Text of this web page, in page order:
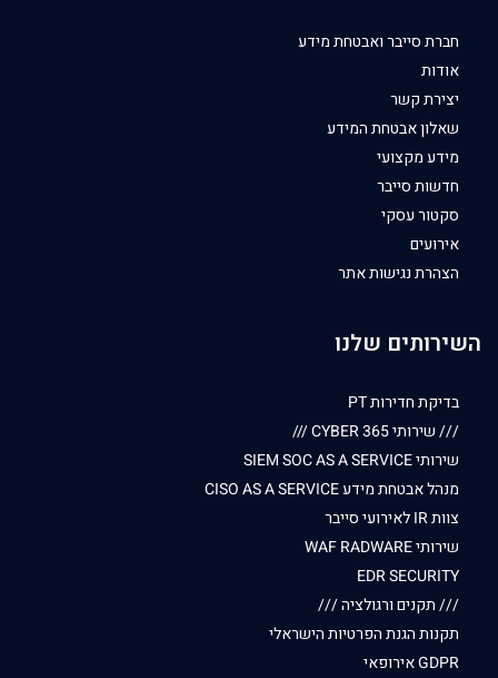
חברת סייבר ואבטחת מידע
אודות
יצירת קשר
שאלון אבטחת המידע
מידע מקצועי
חדשות סייבר
סקטור עסקי
אירועים
הצהרת נגישות אתר
השירותים שלנו
בדיקת חדירות PT
/// שירותי CYBER 365 ///
שירותי SIEM SOC AS A SERVICE
מנהל אבטחת מידע CISO AS A SERVICE
צוות IR לאירועי סייבר
שירותי WAF RADWARE
EDR SECURITY
/// תקנים ורגולציה ///
תקנות הגנת הפרטיות הישראלי
GDPR אירופאי